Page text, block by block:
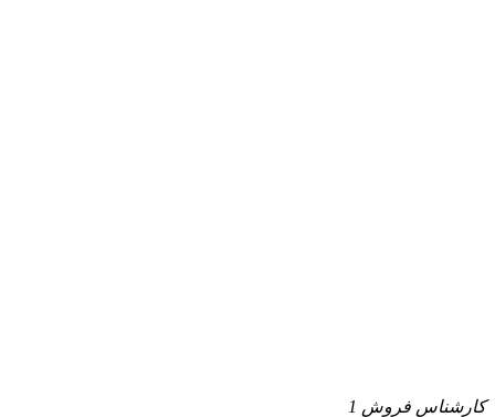
کارشناس فروش 1